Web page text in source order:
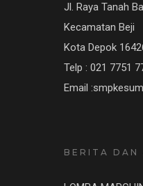
Jl. Raya Tanah
Kecamatan Beji
Kota Depok
Telp : 021 7751
Email
BERITA DAN